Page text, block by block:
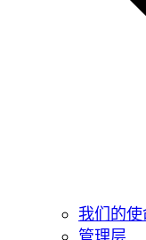
我们的使
管理层